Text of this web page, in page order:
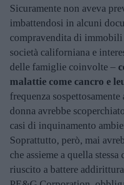
Sicuramente non aveva
imbattendosi in alcuni
compravendita di immobili
società californiana e
delle famiglie coinvolte –
malattie come cancro e
frequenza
donna avrebbe
casi di inquinamento
Soprattutto, però, mai
che assieme a quella stessa
riuscito a battere